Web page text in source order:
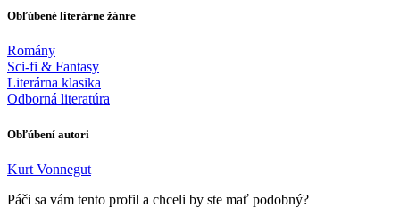
Obľúbené literárne žánre
Romány
Sci-fi & Fantasy
Literárna klasika
Odborná literatúra
Obľúbení autori
Kurt Vonnegut
Páči sa vám tento profil a chceli by ste mať podobný?